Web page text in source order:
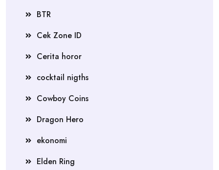
BTR
Cek Zone ID
Cerita horor
cocktail nigths
Cowboy Coins
Dragon Hero
ekonomi
Elden Ring